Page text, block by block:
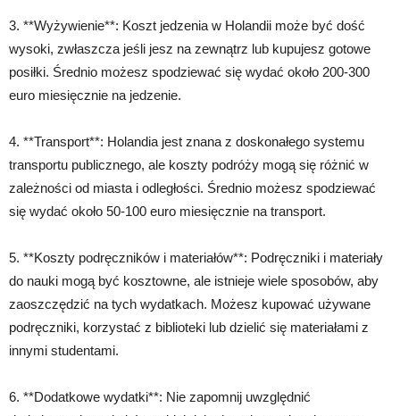
3. **Wyżywienie**: Koszt jedzenia w Holandii może być dość
wysoki, zwłaszcza jeśli jesz na zewnątrz lub kupujesz gotowe
posiłki. Średnio możesz spodziewać się wydać około 200-300
euro miesięcznie na jedzenie.
4. **Transport**: Holandia jest znana z doskonałego systemu
transportu publicznego, ale koszty podróży mogą się różnić w
zależności od miasta i odległości. Średnio możesz spodziewać
się wydać około 50-100 euro miesięcznie na transport.
5. **Koszty podręczników i materiałów**: Podręczniki i materiały
do nauki mogą być kosztowne, ale istnieje wiele sposobów, aby
zaoszczędzić na tych wydatkach. Możesz kupować używane
podręczniki, korzystać z biblioteki lub dzielić się materiałami z
innymi studentami.
6. **Dodatkowe wydatki**: Nie zapomnij uwzględnić